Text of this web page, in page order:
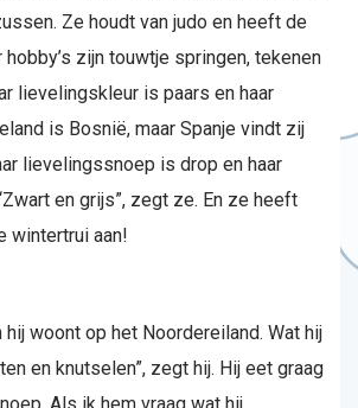
Ze houdt van judo en heeft de
hobby’s zijn touwtje springen, tekenen
lievelingskleur is paars en haar
is Bosnië, maar Spanje vindt zij
lievelingssnoep is drop en haar
en grijs”, zegt ze. En ze heeft
wintertrui aan!
hij woont op het Noordereiland. Wat hij
en knutselen”, zegt hij. Hij eet graag